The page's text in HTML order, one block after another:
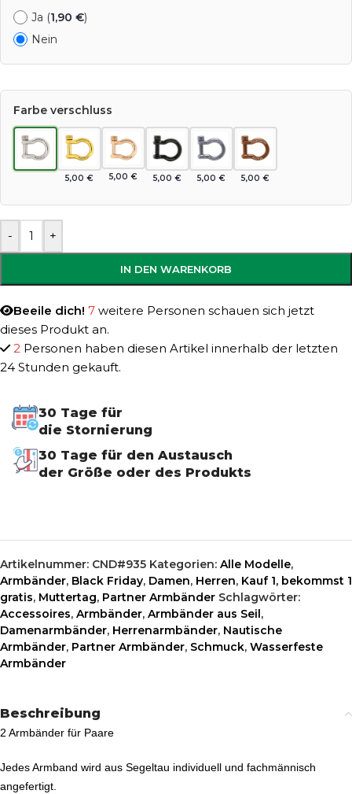
Ja (1,90 €)
Nein
Farbe verschluss
5,00 € 5,00 € 5,00 € 5,00 € 5,00 €
- +
IN DEN WARENKORB
Beeile dich! 7 weitere Personen schauen sich jetzt
dieses Produkt an.
2 Personen haben diesen Artikel innerhalb der letzten
24 Stunden gekauft.
30 Tage für
die Stornierung
30 Tage für den Austausch
der Größe oder des Produkts
Artikelnummer: CND#935 Kategorien: Alle Modelle,
Armbänder, Black Friday, Damen, Herren, Kauf 1, bekommst 1
gratis, Muttertag, Partner Armbänder Schlagwörter:
Accessoires, Armbänder, Armbänder aus Seil,
Damenarmbänder, Herrenarmbänder, Nautische
Armbänder, Partner Armbänder, Schmuck, Wasserfeste
Armbänder
Beschreibung
2 Armbänder für Paare
Jedes Armband wird aus Segeltau individuell und fachmännisch
angefertigt.